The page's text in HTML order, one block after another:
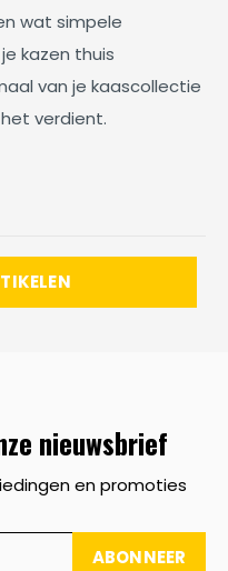
wat simpele
kazen thuis
van je kaascollectie
verdient.
nieuwsbrief
en promoties
ABONNEER